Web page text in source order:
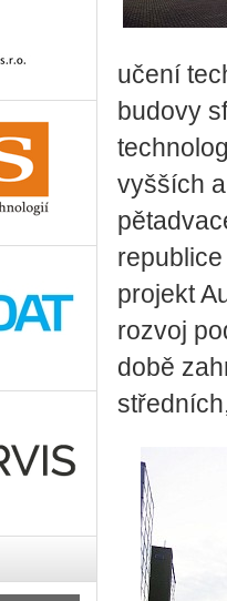
učení
budovy
vyšších
projekt
rozvoj
době